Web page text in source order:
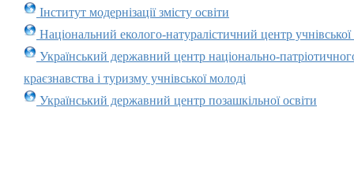
Інститут модернізації змісту освіти
Національний еколого-натуралістичний центр учнівської
Український державний центр національно-
краєзнавства і туризму учнівської молоді
Український державний центр позашкільної освіти